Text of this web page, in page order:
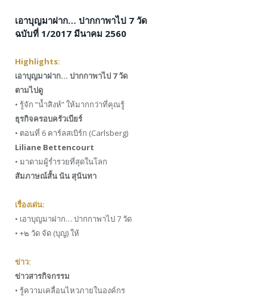
เอาบุญมาฝาก… ปากกาพาไป 7 วัด
ฉบับที่ 1/2017 มีนาคม 2560
Highlights:
เอาบุญมาฝาก… ปากกาพาไป 7 วัด
ตามไปดู
• รู้จัก “นํ้าสิงห์” ให้มากกว่าที่คุณรู้
ธุรกิจครอบครัวเบียร์
• ตอนที่ 6 คาร์ลสเบิร์ก (Carlsberg)
Liliane Bettencourt
• มาดามผู้รํ่ารวยที่สุดในโลก
สัมภาษณ์สั้น นัน สุนันทา
เรื่องเด่น:
• เอาบุญมาฝาก… ปากกาพาไป 7 วัด
• +๒ วัด จัด (บุญ) ให้
ข่าว:
ข่าวสารกิจกรรม
• รู้ความเคลื่อนไหวภายในองค์กร